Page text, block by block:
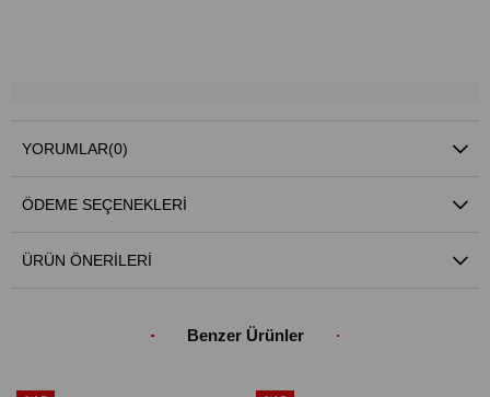
YORUMLAR(0)
ÖDEME SEÇENEKLERI
ÜRÜN ÖNERILERI
Benzer Ürünler